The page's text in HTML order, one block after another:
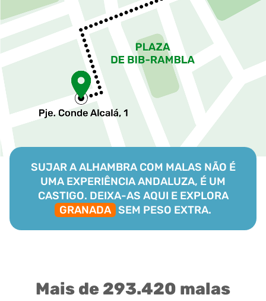
SUJAR A ALHAMBRA COM MALAS NÃO É
UMA EXPERIÊNCIA ANDALUZA, É UM
CASTIGO. DEIXA-AS AQUI E EXPLORA
GRANADA SEM PESO EXTRA.
Mais de 293.420 malas